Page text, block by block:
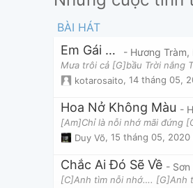
BÀI HÁT
Em Gái Mưa
kotarosaito, 14 tháng 05, 2018
Hoa Nở Không Màu -
Duy Võ, 15 tháng 05, 2020
Chắc Ai Đó Sẽ Về - Sơn